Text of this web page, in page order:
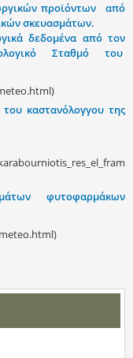
προϊόντων από
σκευασμάτων.
δεδομένα από τον
Σταθμό του
καστανόλογγου της
φυτοφαρμάκων